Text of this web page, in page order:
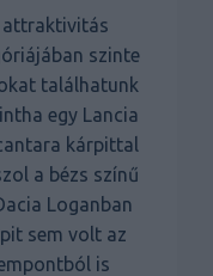
attraktivitás
szinte
találhatunk
egy Lancia
kárpittal
a bézs színű
Loganban
sem volt az
is